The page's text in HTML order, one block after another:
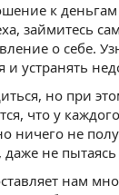
к
займитесь
о себе.
и устранять
но при
что у
ничего не
не
нам